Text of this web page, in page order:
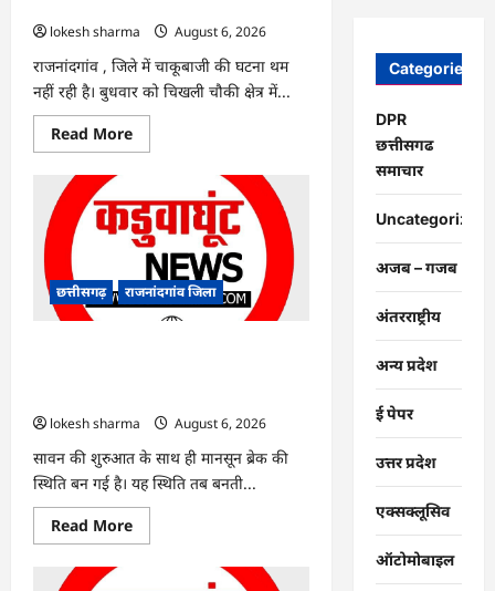
lokesh sharma
August 6, 2026
राजनांदगांव , जिले में चाकूबाजी की घटना थम
नहीं रही है। बुधवार को चिखली चौकी क्षेत्र में...
Read MoreRead
more
युवक
पर
चाकू
जानलेवा
हमला,
चार
आरोपी
छत्तीसगढ़ राजनांदगांव जिला
lokesh sharma
August 6, 2026
सावन की शुरुआत के साथ ही मानसून ब्रेक की
स्थिति बन गई है। यह स्थिति तब बनती...
Read MoreRead
more
Categories
DPR
छत्तीसगढ
समाचार
Uncategorized
अजब – गजब
अंतरराष्ट्रीय
अन्य प्रदेश
ई पेपर
उत्तर प्रदेश
एक्सक्लूसिव
ऑटोमोबाइल